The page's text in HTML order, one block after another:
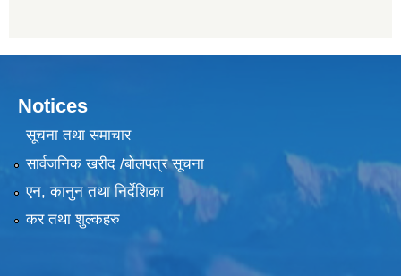
Notices
सूचना तथा समाचार
सार्वजनिक खरीद /बोलपत्र सूचना
एन, कानुन तथा निर्देशिका
कर तथा शुल्कहरु